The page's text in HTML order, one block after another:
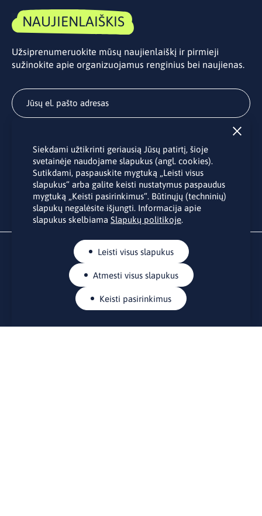
NAUJIENLAIŠKIS
Užsiprenumeruokite mūsų naujienlaiškį ir pirmieji
sužinokite apie organizuojamus renginius bei naujienas.
Užsakydami LINO biuro naujienlaiškį Jūs sutinkate su Jūsų
asmens duomenų tvarkymu pateiktu “Privatumo politikoje
Siekdami užtikrinti geriausią Jūsų patirtį, šioje
svetainėje naudojame slapukus (angl. cookies).
Sutikdami, paspauskite mygtuką „Leisti visus
slapukus“ arba galite keisti nustatymus paspaudus
mygtuką „Keisti pasirinkimus“. Būtinųjų (techninių)
slapukų negalėsite išjungti. Informacija apie
slapukus skelbiama Slapukų politikoje.
Leisti visus slapukus
Atmesti visus slapukus
Keisti pasirinkimus